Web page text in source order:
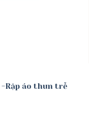
-Rập áo thun trễ